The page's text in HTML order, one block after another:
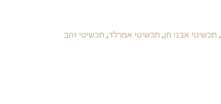
, תכשיטי אבני חן, תכשיטי אמרלד, תכשיטי זהב